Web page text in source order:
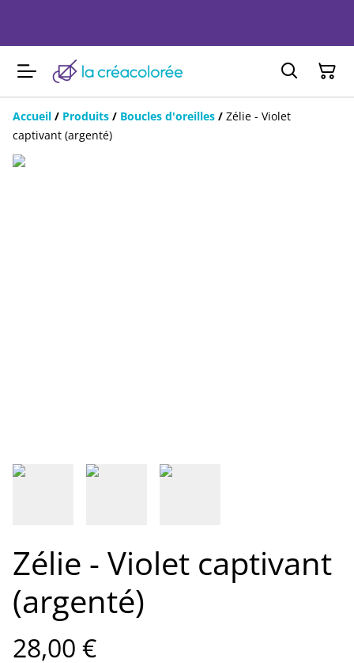
Accueil / Produits / Boucles d'oreilles / Zélie - Violet
captivant (argenté)
Zélie - Violet captivant
(argenté)
28,00 €